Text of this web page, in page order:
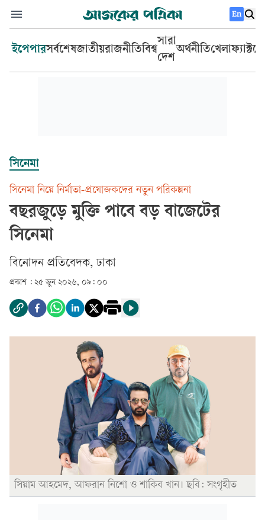
En
ইপেপারসর্বশেষজাতীয়রাজনীতিবিশ্ব
সারা
দেশ
অর্থনীতিখেলা
সিনেমা
সিনেমা নিয়ে নির্মাতা-প্রযোজকদের নতুন পরিকল্পনা
বছরজুড়ে মুক্তি পাবে বড় বাজেটের
সিনেমা
বিনোদন প্রতিবেদক, ঢাকা
প্রকাশ : ২৫ জুন ২০২৬, ০৯: ০০
সিয়াম আহমেদ, আফরান নিশো ও শাকিব খান। ছবি: সংগৃহীত